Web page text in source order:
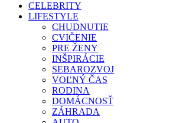
CELEBRITY
LIFESTYLE
CHUDNUTIE
CVIČENIE
PRE ŽENY
INŠPIRÁCIE
SEBAROZVOJ
VOĽNÝ ČAS
RODINA
DOMÁCNOSŤ
ZÁHRADA